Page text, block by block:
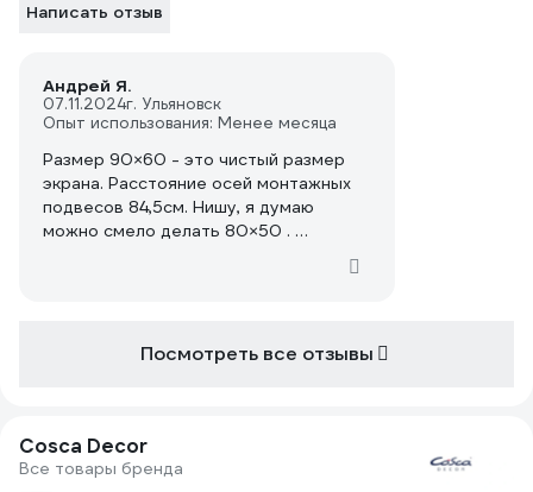
Написать отзыв
Андрей Я.
07.11.2024г. Ульяновск
Опыт использования: Менее месяца
Размер 90×60 - это чистый размер
экрана. Расстояние осей монтажных
подвесов 84,5см. Нишу, я думаю
можно смело делать 80×50 .
прочную упаковку, материал нежный,
Посмотреть все отзывы
Cosca Decor
Все товары бренда